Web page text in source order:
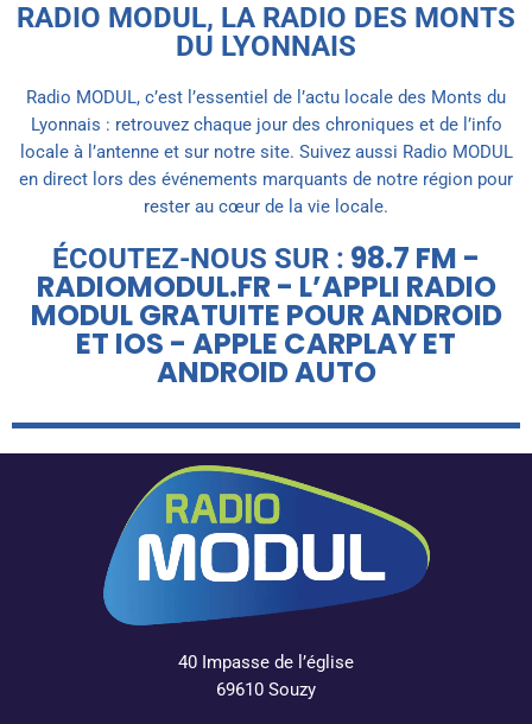
RADIO MODUL, LA RADIO DES MONTS
DU LYONNAIS
Radio MODUL, c’est l’essentiel de l’actu locale des Monts du
Lyonnais : retrouvez chaque jour des chroniques et de l’info
locale à l’antenne et sur notre site. Suivez aussi Radio MODUL
en direct lors des événements marquants de notre région pour
rester au cœur de la vie locale.
ÉCOUTEZ-NOUS SUR : 98.7 FM -
RADIOMODUL.FR - L’APPLI RADIO
MODUL GRATUITE POUR ANDROID
ET IOS - APPLE CARPLAY ET
ANDROID AUTO
40 Impasse de l’église
69610 Souzy